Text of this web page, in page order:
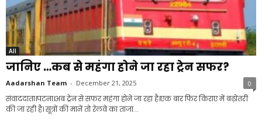
All
जानिए …कब से महंगा होने जा रहा ट्रेन सफर?
Aadarshan Team - December 21, 2025 0
संवाददाता।पटना।अब ट्रेन से सफर महंगा होने जा रहा है।एक बार फिर किराए में बढ़ोतरी
की जा रही है। सूत्रों की मानें तो रेलवे का ताजा...